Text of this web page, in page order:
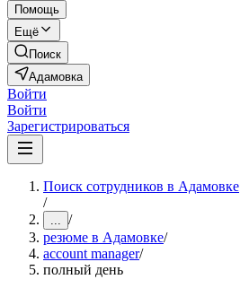
Помощь
Ещё
Поиск
Адамовка
Войти
Войти
Зарегистрироваться
Поиск сотрудников в Адамовке
/
... /
резюме в Адамовке/
account manager/
полный день